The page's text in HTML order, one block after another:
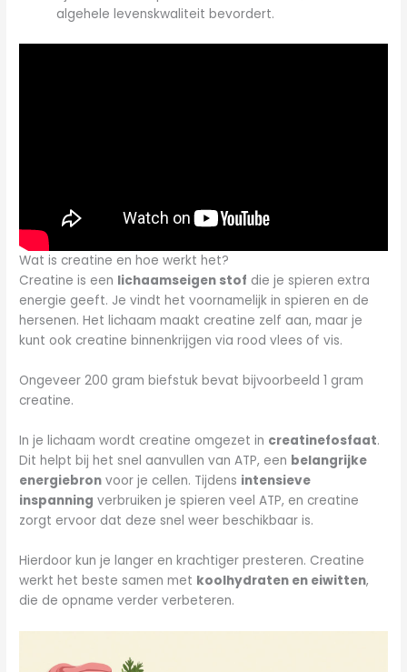
algehele levenskwaliteit bevordert.
Wat is creatine en hoe werkt het?
Creatine is een lichaamseigen stof die je spieren extra
energie geeft. Je vindt het voornamelijk in spieren en de
hersenen. Het lichaam maakt creatine zelf aan, maar je
kunt ook creatine binnenkrijgen via rood vlees of vis.
Ongeveer 200 gram biefstuk bevat bijvoorbeeld 1 gram
creatine.
In je lichaam wordt creatine omgezet in creatinefosfaat.
Dit helpt bij het snel aanvullen van ATP, een belangrijke
energiebron voor je cellen. Tijdens intensieve
inspanning verbruiken je spieren veel ATP, en creatine
zorgt ervoor dat deze snel weer beschikbaar is.
Hierdoor kun je langer en krachtiger presteren. Creatine
werkt het beste samen met koolhydraten en eiwitten,
die de opname verder verbeteren.